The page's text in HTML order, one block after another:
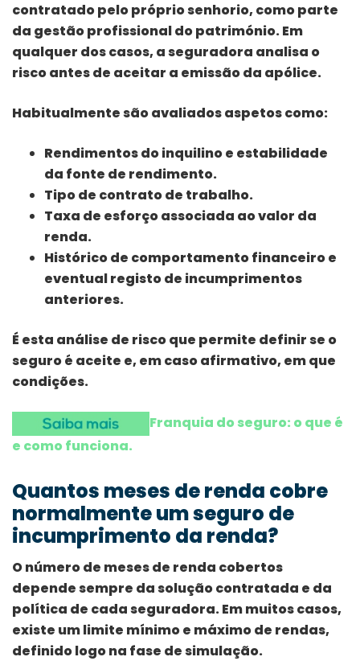
contratado pelo próprio senhorio, como parte
da gestão profissional do património. Em
qualquer dos casos, a seguradora analisa o
risco antes de aceitar a emissão da apólice.
Habitualmente são avaliados aspetos como:
Rendimentos do inquilino e estabilidade
da fonte de rendimento.
Tipo de contrato de trabalho.
Taxa de esforço associada ao valor da
renda.
Histórico de comportamento financeiro e
eventual registo de incumprimentos
anteriores.
É esta análise de risco que permite definir se o
seguro é aceite e, em caso afirmativo, em que
condições.
Franquia do seguro: o que é
e como funciona.
Quantos meses de renda cobre
normalmente um seguro de
incumprimento da renda?
O número de meses de renda cobertos
depende sempre da solução contratada e da
política de cada seguradora. Em muitos casos,
existe um limite mínimo e máximo de rendas,
definido logo na fase de simulação.